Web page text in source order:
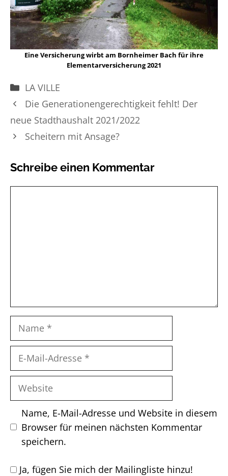
Eine Versicherung wirbt am Bornheimer Bach für ihre
Elementarversicherung 2021
Kategorien
LA VILLE
Die Generationengerechtigkeit fehlt! Der
neue Stadthaushalt 2021/2022
Scheitern mit Ansage?
Schreibe einen Kommentar
Name
Website
Name, E-Mail-Adresse und Website in diesem
Browser für meinen nächsten Kommentar
speichern.
Ja, fügen Sie mich der Mailingliste hinzu!